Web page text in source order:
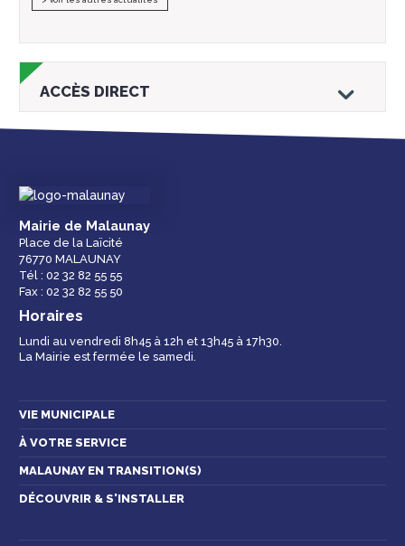
ACCÈS DIRECT
Droits et
démarches
Espace famille
Malaunay, je
Contactez-nous
Mairie de Malaunay
Place de la Laïcité
76770 MALAUNAY
Tél : 02 32 82 55 55
Fax : 02 32 82 55 50
Horaires
Lundi au vendredi 8h45 à 12h et 13h45 à 17h30.
La Mairie est fermée le samedi.
VIE MUNICIPALE
À VOTRE SERVICE
MALAUNAY EN TRANSITION(S)
DÉCOUVRIR & S'INSTALLER